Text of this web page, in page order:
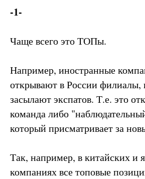
-1-
Чаще всего это ТОПы.
Например, иностранные
открывают в России филиалы,
засылают экспатов. Т.е. это
команда либо
который присматривает за
Так, например, в китайских и
компаниях все топовые